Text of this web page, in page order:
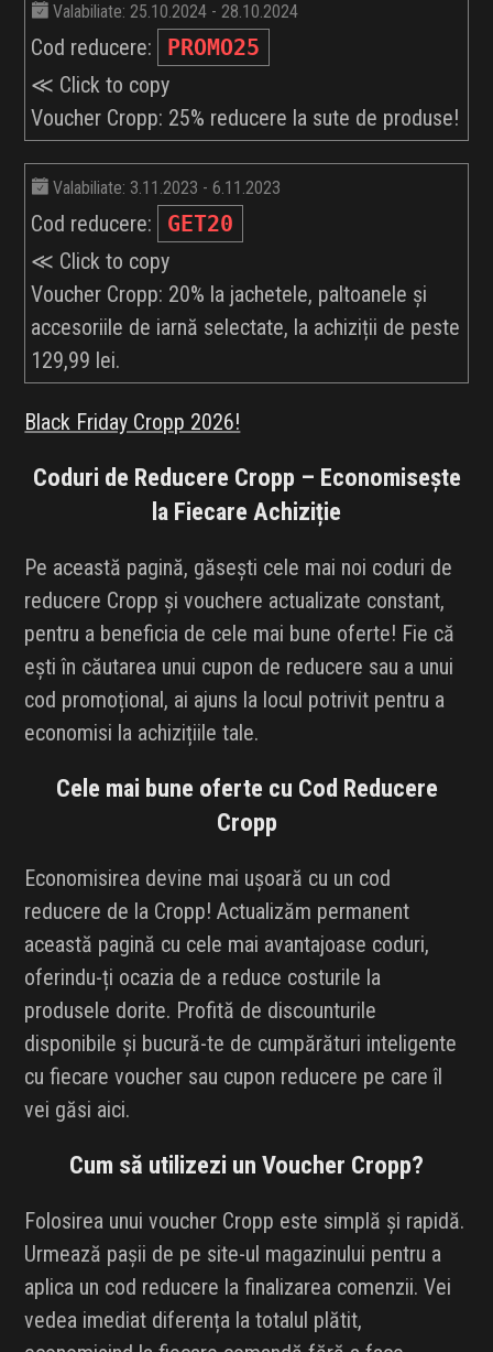
Valabiliate: 25.10.2024 - 28.10.2024
Cod reducere:
PROMO25
≪ Click to copy
Voucher Cropp: 25% reducere la sute de produse!
Valabiliate: 3.11.2023 - 6.11.2023
Cod reducere:
GET20
≪ Click to copy
Voucher Cropp: 20% la jachetele, paltoanele și
accesoriile de iarnă selectate, la achiziții de peste
129,99 lei.
Black Friday Cropp 2026!
Coduri de Reducere Cropp – Economisește
la Fiecare Achiziție
Pe această pagină, găsești cele mai noi coduri de
reducere Cropp și vouchere actualizate constant,
pentru a beneficia de cele mai bune oferte! Fie că
ești în căutarea unui cupon de reducere sau a unui
cod promoțional, ai ajuns la locul potrivit pentru a
economisi la achizițiile tale.
Cele mai bune oferte cu Cod Reducere
Cropp
Economisirea devine mai ușoară cu un cod
reducere de la Cropp! Actualizăm permanent
această pagină cu cele mai avantajoase coduri,
oferindu-ți ocazia de a reduce costurile la
produsele dorite. Profită de discounturile
disponibile și bucură-te de cumpărături inteligente
cu fiecare voucher sau cupon reducere pe care îl
vei găsi aici.
Cum să utilizezi un Voucher Cropp?
Folosirea unui voucher Cropp este simplă și rapidă.
Urmează pașii de pe site-ul magazinului pentru a
aplica un cod reducere la finalizarea comenzii. Vei
vedea imediat diferența la totalul plătit,